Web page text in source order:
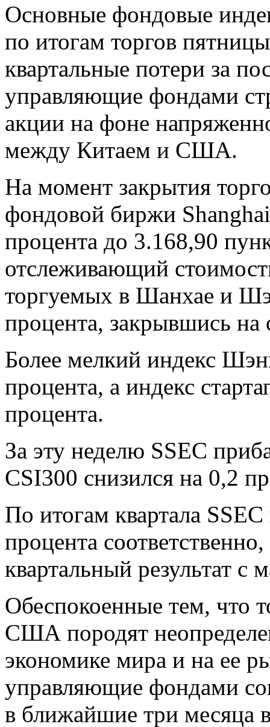
Основные фондовые
по итогам торгов
квартальные потери за
управляющие фондами
акции на фоне
между Китаем и США.
На момент закрытия
фондовой биржи
процента до 3.168,90
отслеживающий
торгуемых в Шанхае и
процента, закрывшись на
Более мелкий индекс
процента, а индекс
процента.
За эту неделю SSEC
CSI300 снизился на 0,2
По итогам квартала
процента
квартальный результат с
Обеспокоенные тем, что
США породят
экономике мира и на ее
управляющие фондами
в ближайшие три месяца